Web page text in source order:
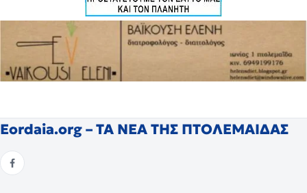
Eordaia.org – ΤΑ ΝΕΑ ΤΗΣ ΠΤΟΛΕΜΑΙΔΑΣ